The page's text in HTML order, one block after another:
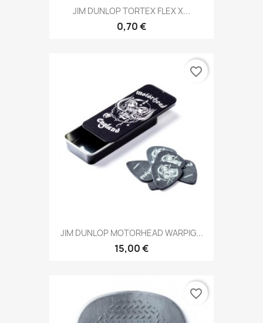
JIM DUNLOP TORTEX FLEX X...
0,70 €
JIM DUNLOP MOTORHEAD WARPIG...
15,00 €
favorite_border
favorite_border